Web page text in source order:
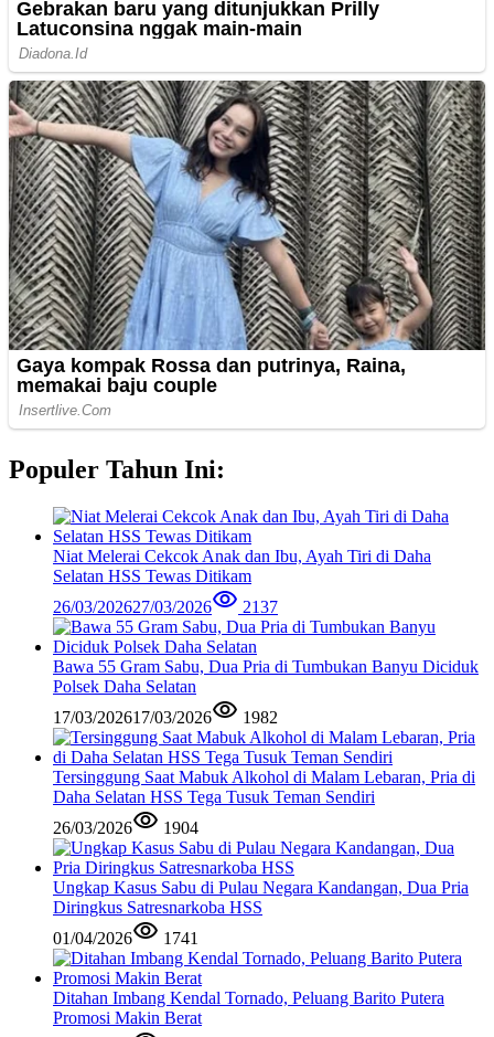
Populer Tahun Ini:
Niat Melerai Cekcok Anak dan Ibu, Ayah Tiri di Daha
Selatan HSS Tewas Ditikam
26/03/202627/03/2026 2137
Bawa 55 Gram Sabu, Dua Pria di Tumbukan Banyu Diciduk
Polsek Daha Selatan
17/03/202617/03/2026 1982
Tersinggung Saat Mabuk Alkohol di Malam Lebaran, Pria di
Daha Selatan HSS Tega Tusuk Teman Sendiri
26/03/2026
1904
Ungkap Kasus Sabu di Pulau Negara Kandangan, Dua Pria
Diringkus Satresnarkoba HSS
01/04/2026
1741
Ditahan Imbang Kendal Tornado, Peluang Barito Putera
Promosi Makin Berat